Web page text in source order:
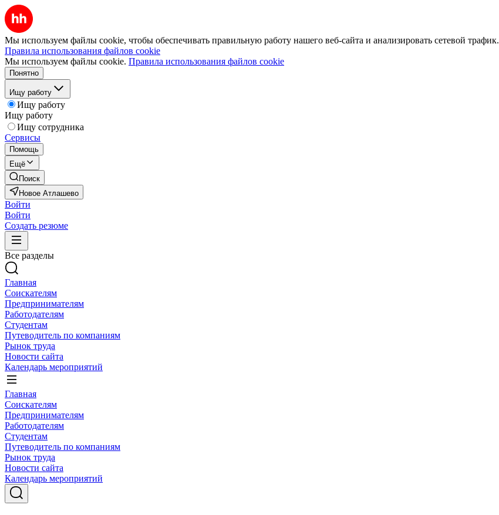
Мы используем файлы cookie, чтобы обеспечивать правильную работу нашего веб-сайта и анализировать сетевой трафик.
Правила использования файлов cookie
Мы используем файлы cookie. Правила использования файлов cookie
Понятно
Ищу работу
Ищу работу
Ищу работу
Ищу сотрудника
Сервисы
Помощь
Ещё
Поиск
Новое Атлашево
Войти
Войти
Создать резюме
Все разделы
Главная
Соискателям
Предпринимателям
Работодателям
Студентам
Путеводитель по компаниям
Рынок труда
Новости сайта
Календарь мероприятий
Главная
Соискателям
Предпринимателям
Работодателям
Студентам
Путеводитель по компаниям
Рынок труда
Новости сайта
Календарь мероприятий